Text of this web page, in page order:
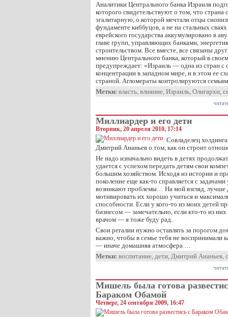
Аналитики Центрального банка Израиля
которого свидетельствуют о том, что страна
эгалитарную, о которой мечтали отцы
фундаменте киббуцов, а не на стальных
еврейского государства аккумулировано в
главе групп, управляющих банками,
строительством. Все вместе, все связаны
мнению Центрального банка, который в
предупреждает: «Израиль — одна из стран
концентрации в западном мире, и в этом ее
страной. Агломераты контролируются
Метки: власть, влияние, Израиль, Олигархи,
Миллиардер и его дети
Вторник, 20 апреля 2010, 17:14
Совладелец
Дмитрий Ананьев о том, как он строит
Не надо изначально видеть в детях
удается с успехом передать детям свои
большим хозяйством. Исходя из истории и
поколение еще как-то справляется с
возникают проблемы… На мой взгляд, лучше
мотивировать их хорошо учиться и
способности. Если у кого-то из моих детей
бизнесом — замечательно, если кто-то из них
врачом — я тоже буду рад.
Свои регалии нужно оставлять за порогом
важно, чтобы в семье тебя не воспринимали
— иначе домашняя атмосфера …
Метки: воспитание, дети, Дмитрий Ананьев,
Мишель была готова
Бараком Обамой
Четверг, 24 сентября 2009, 16:47